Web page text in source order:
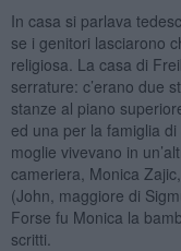
In casa si parlava
se i genitori lasciarono
religiosa. La casa di
serrature: c’erano due
stanze al piano
ed una per la famiglia
moglie vivevano in
cameriera, Monica
(John, maggiore di
Forse fu Monica la
scritti.